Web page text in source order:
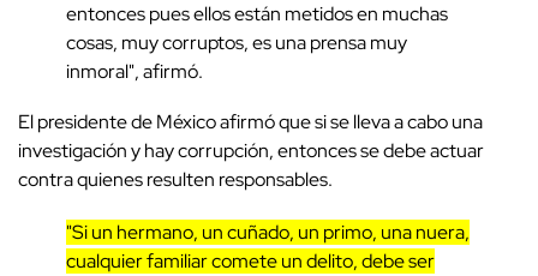
entonces pues ellos están metidos en muchas
cosas, muy corruptos, es una prensa muy
inmoral", afirmó.
El presidente de México afirmó que si se lleva a cabo una
investigación y hay corrupción, entonces se debe actuar
contra quienes resulten responsables.
"Si un hermano, un cuñado, un primo, una nuera,
cualquier familiar comete un delito, debe ser